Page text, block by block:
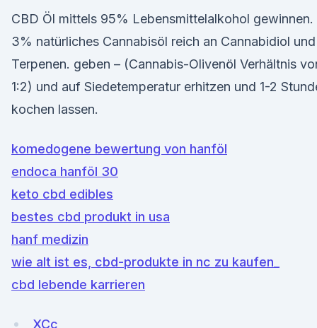
CBD Öl mittels 95% Lebensmittelalkohol gewinnen.
3% natürliches Cannabisöl reich an Cannabidiol und
Terpenen. geben – (Cannabis-Olivenöl Verhältnis
1:2) und auf Siedetemperatur erhitzen und 1-2
kochen lassen.
komedogene bewertung von hanföl
endoca hanföl 30
keto cbd edibles
bestes cbd produkt in usa
hanf medizin
wie alt ist es, cbd-produkte in nc zu kaufen_
cbd lebende karrieren
XCc